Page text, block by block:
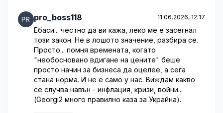
pro_boss118 11.06.2026, 12:17
Ебаси... честно да ви кажа, леко ме е засегнал
този закон. Не в лошото значение, разбира се.
Просто... помня времената, когато
"необосновано вдигане на цените" беше
просто начин за бизнеса да оцелее, а сега
стана норма. И не е само у нас. Виждам какво
се случва навън - инфлация, кризи, войни...
(Georgi2 много правилно каза за Украйна).